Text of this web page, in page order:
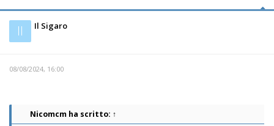
Il Il Sigaro
08/08/2024, 16:00
Nicomcm ha scritto: ↑